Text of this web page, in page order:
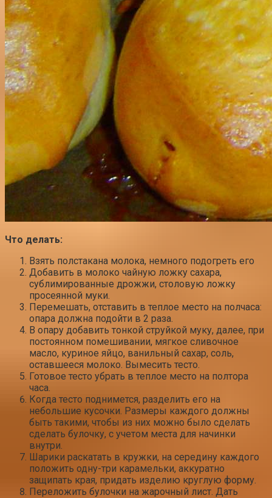
Что делать:
Взять полстакана молока, немного подогреть его
Добавить в молоко чайную ложку сахара,
сублимированные дрожжи, столовую ложку
просеянной муки.
Перемешать, отставить в теплое место на полчаса:
опара должна подойти в 2 раза.
В опару добавить тонкой струйкой муку, далее, при
постоянном помешивании, мягкое сливочное
масло, куриное яйцо, ванильный сахар, соль,
оставшееся молоко. Вымесить тесто.
Готовое тесто убрать в теплое место на полтора
часа.
Когда тесто поднимется, разделить его на
небольшие кусочки. Размеры каждого должны
быть такими, чтобы из них можно было сделать
сделать булочку, с учетом места для начинки
внутри.
Шарики раскатать в кружки, на середину каждого
положить одну-три карамельки, аккуратно
защипать края, придать изделию круглую форму.
Переложить булочки на жарочный лист. Дать